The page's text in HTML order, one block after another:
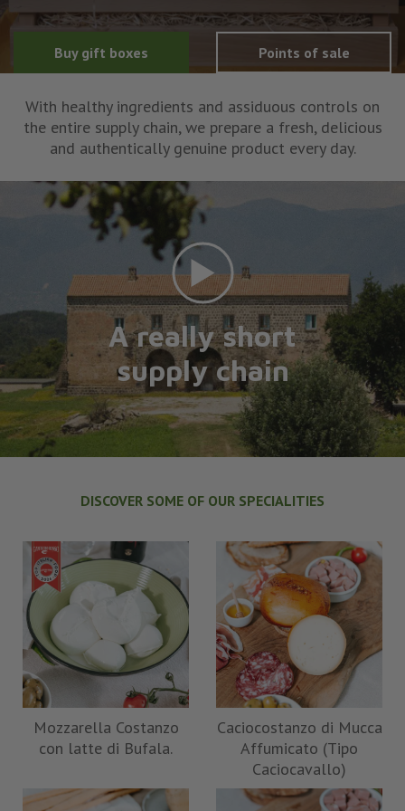
Buy gift boxes Points of sale
With healthy ingredients and assiduous controls on
the entire supply chain, we prepare a fresh, delicious
and authentically genuine product every day.
A really short
supply chain
DISCOVER SOME OF OUR SPECIALITIES
Mozzarella Costanzo
con latte di Bufala.
Caciocostanzo di Mucca
Affumicato (Tipo
Caciocavallo)